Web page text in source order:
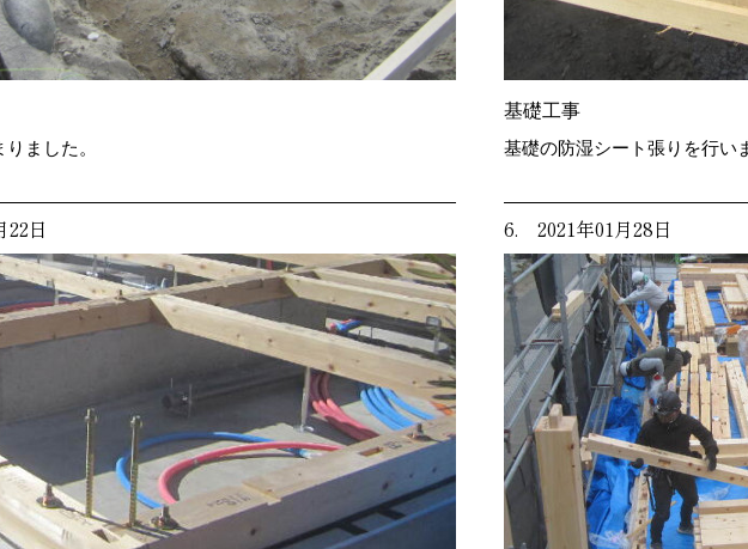
ました。
基礎工事
基礎の防湿シート張りを行い
日 6. 2021年01月28日